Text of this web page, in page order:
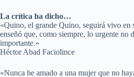
La crítica ha dicho…
«Quino, el grande Quino, seguirá vivo en
enseñó que, como siempre, lo urgente no
importante.»
Héctor Abad Faciolince
«Nunca he amado a una mujer que no